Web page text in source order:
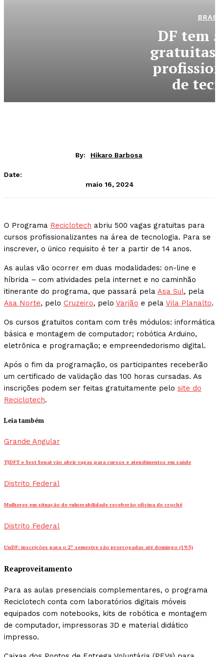
DF tem
gratuitas
de
By: Hikaro Barbosa
Date:
maio 16, 2024
O Programa Reciclotech abriu 500 vagas gratuitas para
cursos profissionalizantes na área de tecnologia. Para se
inscrever, o único requisito é ter a partir de 14 anos.
As aulas vão ocorrer em duas modalidades: on-line e
híbrida – com atividades pela internet e no caminhão
itinerante do programa, que passará pela Asa Sul, pela
Asa Norte, pelo Cruzeiro, pelo Varjão e pela Vila Planalto.
Os cursos gratuitos contam com três módulos: informática
básica e montagem de computador; robótica Arduino,
eletrônica e programação; e empreendedorismo digital.
Após o fim da programação, os participantes receberão
um certificado de validação das 100 horas cursadas. As
inscrições podem ser feitas gratuitamente pelo site do
Reciclotech.
Leia também
Grande Angular
TJDFT e Sest Senat vão abrir vagas para cursos e atendimentos em saúde
Distrito Federal
Mulheres em situação de vulnerabilidade receberão oficina de crochê
Distrito Federal
UnDF: inscrições para o 2º semestre são prorrogadas até domingo (19/5)
Reaproveitamento
Para as aulas presenciais complementares, o programa
Reciclotech conta com laboratórios digitais móveis
equipados com notebooks, kits de robótica e montagem
de computador, impressoras 3D e material didático
impresso.